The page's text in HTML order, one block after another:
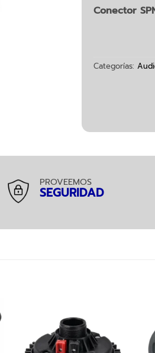
Conector
Categorías:
PROVEEMOS
SEGURIDAD